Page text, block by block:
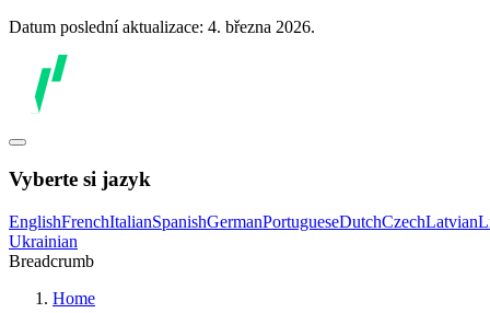
Datum poslední aktualizace: 4. března 2026.
Vyberte si jazyk
EnglishFrenchItalianSpanishGermanPortugueseDutchCzechLatvian
Ukrainian
Breadcrumb
Home